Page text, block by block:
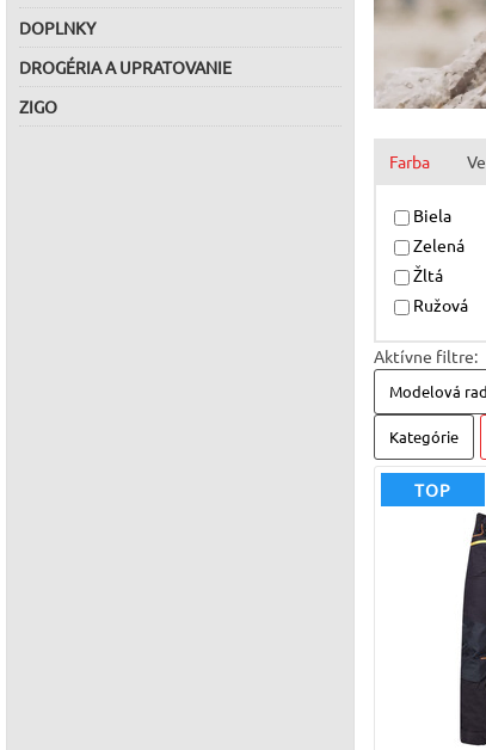
DOPLNKY
DROGÉRIA A UPRATOVANIE
ZIGO
Farba
Biela
Zelená
Žltá
Ružová
Aktívne filtre:
Modelová
Kategórie
TOP